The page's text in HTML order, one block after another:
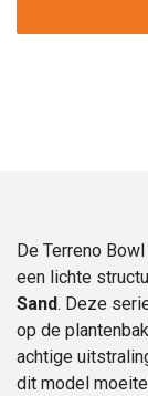
Sand
De Terreno
een lichte
Sand. Deze
op de
achtige
dit model